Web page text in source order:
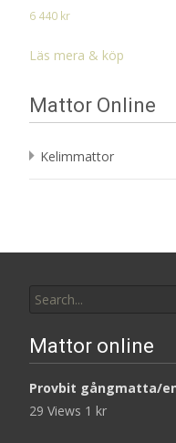
6 440 kr
Läs mera & köp
Mattor Online
Kelimmattor
for:
Mattor online
Provbit gångmatta/
29 Views 1 kr